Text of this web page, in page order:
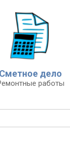
Сметное дело
работы